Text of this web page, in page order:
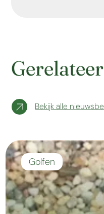
Bekijk alle
Golfen